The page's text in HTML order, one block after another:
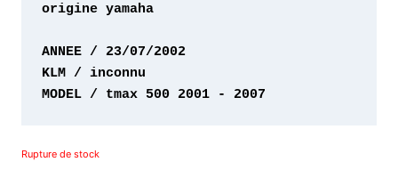
origine yamaha
ANNEE / 23/07/2002
MODEL / tmax 500 2001 - 2007
Rupture de stock